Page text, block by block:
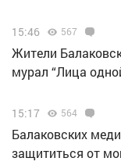
15:46 567
Жители
мурал “Лица
15:17 564
Балаковских
защититься от